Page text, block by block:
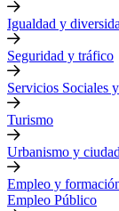
Igualdad y
Seguridad y tráfico
Servicios Sociales
Turismo
Urbanismo y ciudad
Empleo y
Empleo Público